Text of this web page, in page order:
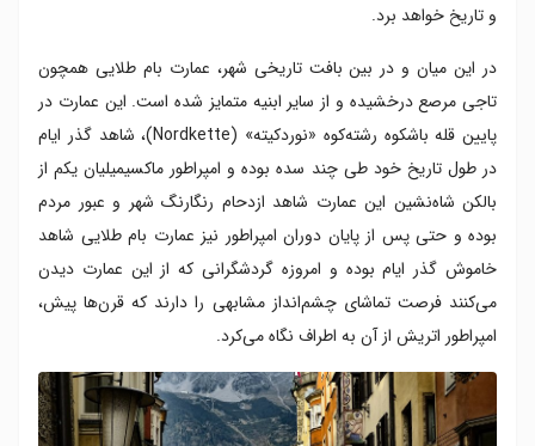
و تاریخ خواهد برد.
در این میان و در بین بافت تاریخی شهر، عمارت بام طلایی همچون
تاجی مرصع درخشیده و از سایر ابنیه متمایز شده است. این عمارت در
پایین قله باشکوه رشته‌کوه «نوردکیته» (Nordkette)، شاهد گذر ایام
در طول تاریخ خود طی چند سده بوده و امپراطور ماکسیمیلیان یکم از
بالکن شاه‌نشین این عمارت شاهد ازدحام رنگارنگ شهر و عبور مردم
بوده و حتی پس از پایان دوران امپراطور نیز عمارت بام طلایی شاهد
خاموش گذر ایام بوده و امروزه گردشگرانی که از این عمارت دیدن
می‌کنند فرصت تماشای چشم‌انداز مشابهی را دارند که قرن‌ها پیش،
امپراطور اتریش از آن به اطراف نگاه می‌کرد.